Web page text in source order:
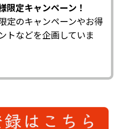
限定キャンペーン！
定のキャンペーンやお得
トなどを企画していま